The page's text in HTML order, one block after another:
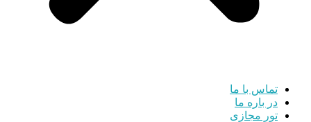
تماس با ما
در باره ما
تور مجازی